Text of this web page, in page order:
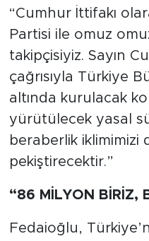
“Cumhur İttifakı
Partisi ile omuz
takipçisiyiz. Sayın
çağrısıyla Türkiye
altında kurulacak
yürütülecek yasal
beraberlik iklimimizi
pekiştirecektir.”
“86 MİLYON BİRİZ,
Fedaioğlu,